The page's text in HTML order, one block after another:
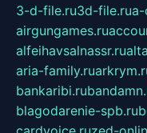
3-d-file.ru3d-file.rua-
airgungames.ru
alfeihavsalnassr.ru
aria-family.ru
bankaribi.ru
blagodarenie-spb.ru